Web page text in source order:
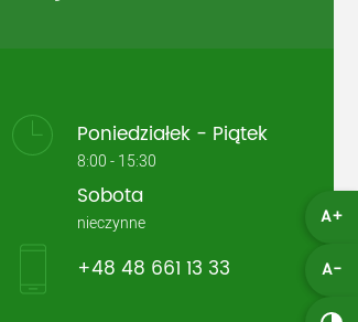
A+
A-
Poniedziałek - Piątek
8:00 - 15:30
Sobota
nieczynne
+48 48 661 13 33